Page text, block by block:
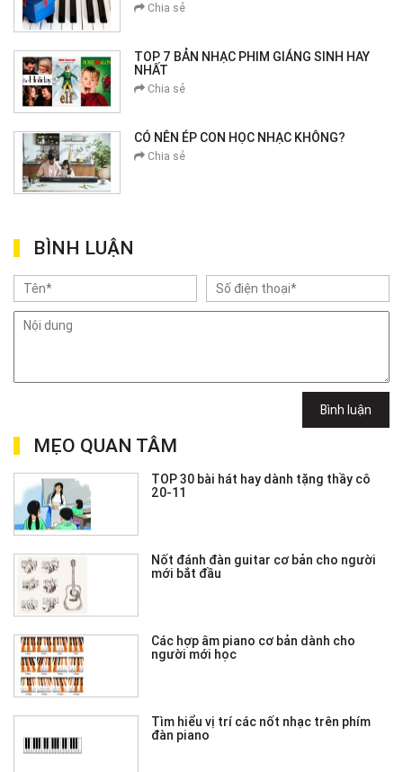
Chia sẻ
TOP 7 BẢN NHẠC PHIM GIÁNG SINH HAY
NHẤT
Chia sẻ
CÓ NÊN ÉP CON HỌC NHẠC KHÔNG?
Chia sẻ
BÌNH LUẬN
Bình luận
MẸO QUAN TÂM
TOP 30 bài hát hay dành tặng thầy cô
20-11
Nốt đánh đàn guitar cơ bản cho người
mới bắt đầu
Các hợp âm piano cơ bản dành cho
người mới học
Tìm hiểu vị trí các nốt nhạc trên phím
đàn piano